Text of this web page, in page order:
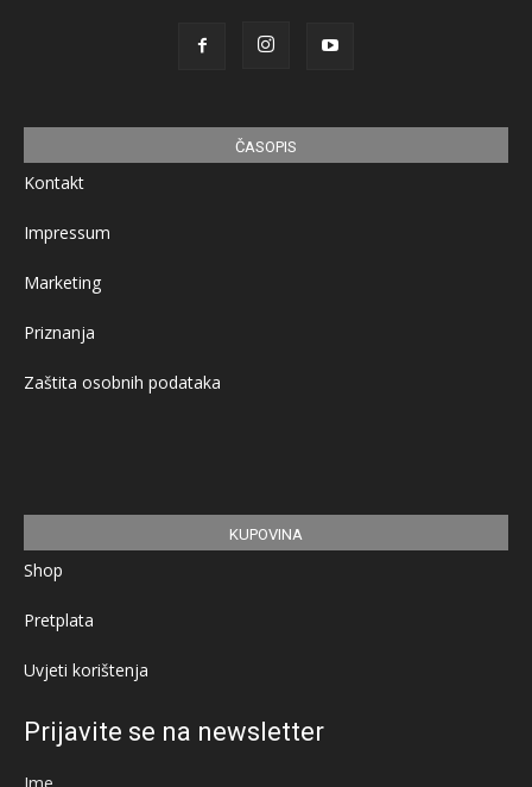
ČASOPIS
Kontakt
Impressum
Marketing
Priznanja
Zaštita osobnih podataka
KUPOVINA
Shop
Pretplata
Uvjeti korištenja
Prijavite se na newsletter